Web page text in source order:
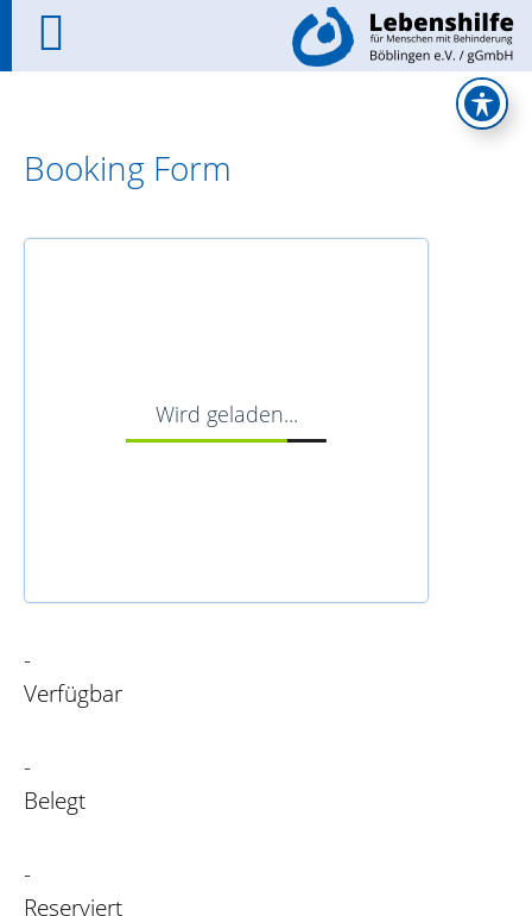
Booking Form
Wird geladen...
-
Verfügbar
-
Belegt
-
Reserviert